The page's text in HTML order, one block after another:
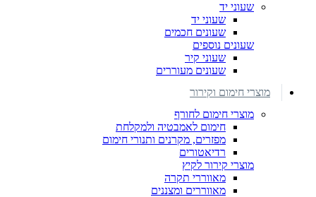
שעוני יד
שעוני יד
שעונים חכמים
שעונים נוספים
שעוני קיר
שעונים מעוררים
מוצרי חימום וקירור
מוצרי חימום לחורף
חימום לאמבטיה ולמקלחת
מפזרים, מקרנים ותנורי חימום
רדיאטורים
מוצרי קירור לקיץ
מאווררי תקרה
מאווררים ומצננים